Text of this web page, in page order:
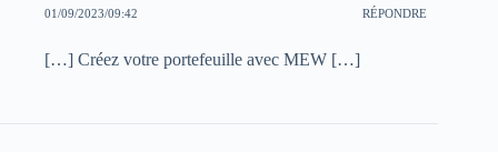
01/09/2023/09:42 RÉPONDRE
[…] Créez votre portefeuille avec MEW […]